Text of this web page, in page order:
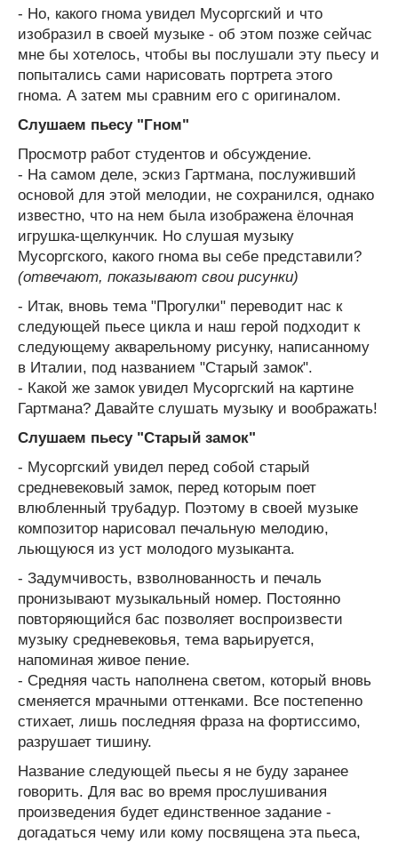
- Но, какого гнома увидел Мусоргский и что
изобразил в своей музыке - об этом позже сейчас
мне бы хотелось, чтобы вы послушали эту пьесу и
попытались сами нарисовать портрета этого
гнома. А затем мы сравним его с оригиналом.
Слушаем пьесу "Гном"
Просмотр работ студентов и обсуждение.
- На самом деле, эскиз Гартмана, послуживший
основой для этой мелодии, не сохранился, однако
известно, что на нем была изображена ёлочная
игрушка-щелкунчик. Но слушая музыку
Мусоргского, какого гнома вы себе представили?
(отвечают, показывают свои рисунки)
- Итак, вновь тема "Прогулки" переводит нас к
следующей пьесе цикла и наш герой подходит к
следующему акварельному рисунку, написанному
в Италии, под названием "Старый замок".
- Какой же замок увидел Мусоргский на картине
Гартмана? Давайте слушать музыку и воображать!
Слушаем пьесу "Старый замок"
- Мусоргский увидел перед собой старый
средневековый замок, перед которым поет
влюбленный трубадур. Поэтому в своей музыке
композитор нарисовал печальную мелодию,
льющуюся из уст молодого музыканта.
- Задумчивость, взволнованность и печаль
пронизывают музыкальный номер. Постоянно
повторяющийся бас позволяет воспроизвести
музыку средневековья, тема варьируется,
напоминая живое пение.
- Средняя часть наполнена светом, который вновь
сменяется мрачными оттенками. Все постепенно
стихает, лишь последняя фраза на фортиссимо,
разрушает тишину.
Название следующей пьесы я не буду заранее
говорить. Для вас во время прослушивания
произведения будет единственное задание -
догадаться чему или кому посвящена эта пьеса,